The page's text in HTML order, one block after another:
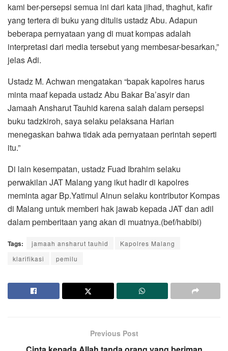
kami ber-persepsi semua ini dari kata jihad, thaghut, kafir
yang tertera di buku yang ditulis ustadz Abu. Adapun
beberapa pernyataan yang di muat kompas adalah
interpretasi dari media tersebut yang membesar-besarkan,”
jelas Adi.
Ustadz M. Achwan mengatakan “bapak kapolres harus
minta maaf kepada ustadz Abu Bakar Ba’asyir dan
Jamaah Ansharut Tauhid karena salah dalam persepsi
buku tadzkiroh, saya selaku pelaksana Harian
menegaskan bahwa tidak ada pernyataan perintah seperti
itu.”
Di lain kesempatan, ustadz Fuad Ibrahim selaku
perwakilan JAT Malang yang ikut hadir di kapolres
meminta agar Bp.Yatimul Ainun selaku kontributor Kompas
di Malang untuk memberi hak jawab kepada JAT dan adil
dalam pemberitaan yang akan di muatnya.(bef/habibi)
Tags: jamaah ansharut tauhid
Kapolres Malang
klarifikasi
pemilu
Previous Post